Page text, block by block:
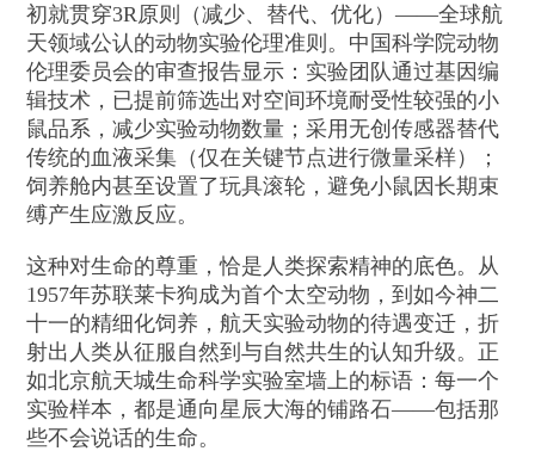
初就贯穿3R原则（减少、替代、优化）——全球航
天领域公认的动物实验伦理准则。中国科学院动物
伦理委员会的审查报告显示：实验团队通过基因编
辑技术，已提前筛选出对空间环境耐受性较强的小
鼠品系，减少实验动物数量；采用无创传感器替代
传统的血液采集（仅在关键节点进行微量采样）；
饲养舱内甚至设置了玩具滚轮，避免小鼠因长期束
缚产生应激反应。
这种对生命的尊重，恰是人类探索精神的底色。从
1957年苏联莱卡狗成为首个太空动物，到如今神二
十一的精细化饲养，航天实验动物的待遇变迁，折
射出人类从征服自然到与自然共生的认知升级。正
如北京航天城生命科学实验室墙上的标语：每一个
实验样本，都是通向星辰大海的铺路石——包括那
些不会说话的生命。